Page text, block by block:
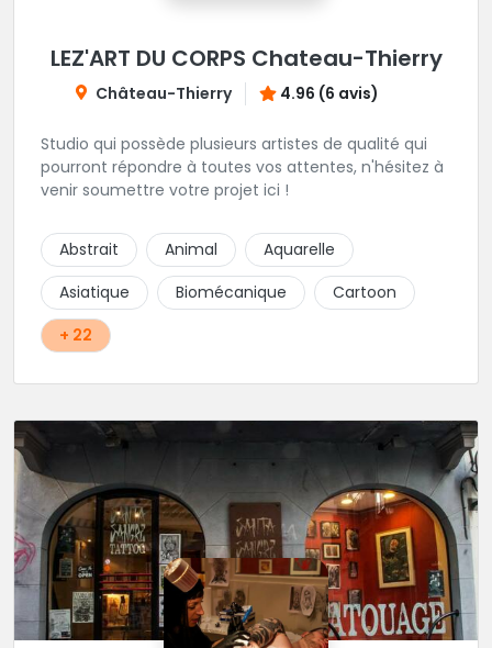
LEZ'ART DU CORPS Chateau-Thierry
Château-Thierry 4.96 (6 avis)
Studio qui possède plusieurs artistes de qualité qui
pourront répondre à toutes vos attentes, n'hésitez à
venir soumettre votre projet ici !
Abstrait Animal
Aquarelle
Asiatique
Biomécanique
Cartoon
+ 22